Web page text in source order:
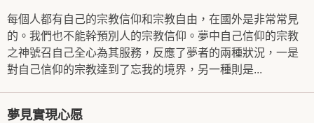
每個人都有自己的宗教信仰和宗教自由，在國外是非常常見
的。我們也不能幹預別人的宗教信仰。夢中自己信仰的宗教
之神號召自己全心為其服務，反應了夢者的兩種狀況，一是
對自己信仰的宗教達到了忘我的境界，另一種則是...
夢見實現心愿